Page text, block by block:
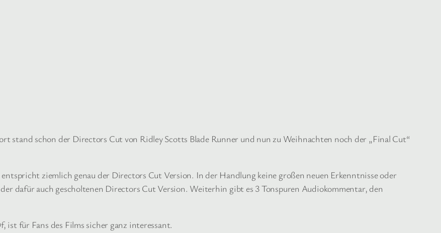
stand schon der Directors Cut von Ridley Scotts Blade Runner und nun zu Weihnachten noch der „Final Cut“
ziemlich genau der Directors Cut Version. In der Handlung keine großen neuen Erkenntnisse oder
dafür auch gescholtenen Directors Cut Version. Weiterhin gibt es 3 Tonspuren Audiokommentar, den
für Fans des Films sicher ganz interessant.